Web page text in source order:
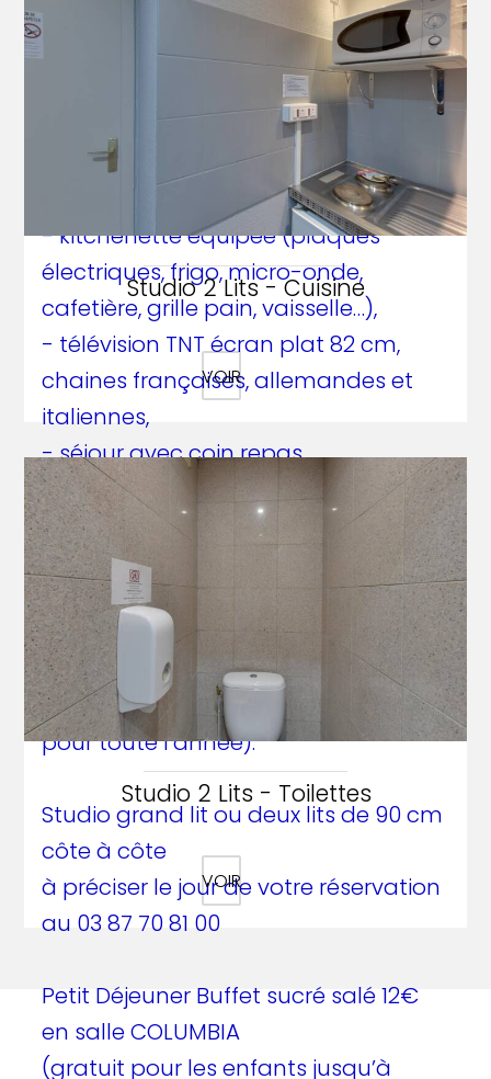
- 2 lits jumeaux ou 1 lit double avec
draps et linge de toilette,
- kitchenette équipée (plaques
électriques, frigo, micro-onde,
cafetière, grille pain, vaisselle…),
- télévision TNT écran plat 82 cm,
chaines françaises, allemandes et
italiennes,
- séjour avec coin repas,
- salle de bains en granit avec WC et
douche à l’italienne et sèche
cheveux,
- Wifi dans chaque chambre,
- Balcons pour certains studios.
-116€ la nuitée pour le studio 3
personnes avec 3 lits de 90cm (tarif
pour toute l’année).
Studio grand lit ou deux lits de 90 cm
côte à côte
à préciser le jour de votre réservation
au 03 87 70 81 00
Petit Déjeuner Buffet sucré salé 12€
en salle COLUMBIA
(gratuit pour les enfants jusqu’à
Studio 2 Lits - Cuisine
VOIR
Studio 2 Lits - Toilettes
VOIR